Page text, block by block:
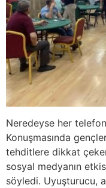
Neredeyse her
Konuşmasında
tehditlere dikkat
sosyal medyanın
söyledi. Uyuşturucu,